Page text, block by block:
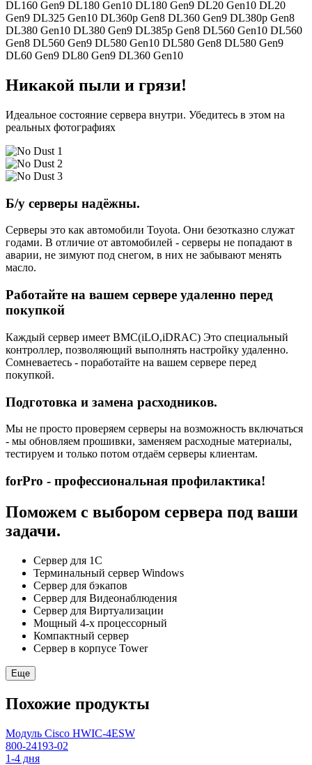
DL160 Gen9 DL180 Gen10 DL180 Gen9 DL20 Gen10 DL20
Gen9 DL325 Gen10 DL360p Gen8 DL360 Gen9 DL380p Gen8
DL380 Gen10 DL380 Gen9 DL385p Gen8 DL560 Gen10 DL560
Gen8 DL560 Gen9 DL580 Gen10 DL580 Gen8 DL580 Gen9
DL60 Gen9 DL80 Gen9 DL360 Gen10
Никакой пыли и грязи!
Идеальное состояние сервера внутри. Убедитесь в этом на
реальных фотографиях
Б/у серверы надёжны.
Серверы это как автомобили Toyota. Они безотказно служат
годами. В отличие от автомобилей - серверы не попадают в
аварии, не зимуют под снегом, в них не забывают менять
масло.
Работайте на вашем сервере удаленно перед
покупкой
Каждый сервер имеет BMC(iLO,iDRAC) Это специальный
контроллер, позволяющий выполнять настройку удаленно.
Сомневаетесь - поработайте на вашем сервере перед
покупкой.
Подготовка и замена расходников.
Мы не просто проверяем серверы на возможность включаться
- мы обновляем прошивки, заменяем расходные материалы,
тестируем и только потом отдаём серверы клиентам.
forPro - профессиональная профилактика!
Поможем с выбором сервера под ваши
задачи.
Сервер для 1С
Терминальный сервер Windows
Сервер для бэкапов
Сервер для Видеонаблюдения
Сервер для Виртуализации
Мощный 4-х процессорный
Компактный сервер
Сервер в корпусе Tower
Еще
Похожие продукты
Модуль Cisco HWIC-4ESW
800-24193-02
1-4 дня